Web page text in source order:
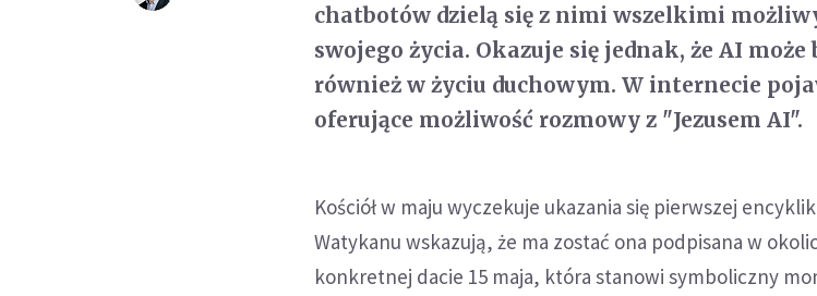
chatbotów dzielą się z nimi wszelkimi
swojego życia. Okazuje się jednak, że AI
również w życiu duchowym. W internecie
oferujące możliwość rozmowy z "Jezusem AI".
Kościół w maju wyczekuje ukazania się pierwszej
Watykanu wskazują, że ma zostać ona podpisana w
konkretnej dacie 15 maja, która stanowi symboliczny